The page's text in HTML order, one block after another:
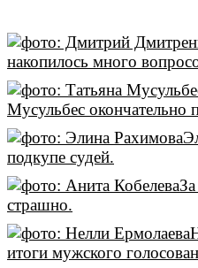
накопилось много
Мусульбес
подкупе судей.
страшно.
итоги мужского